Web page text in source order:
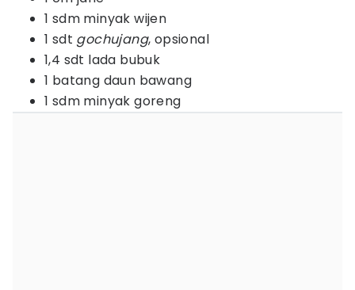
1 sdm minyak wijen
1 sdt gochujang, opsional
1,4 sdt lada bubuk
1 batang daun bawang
1 sdm minyak goreng